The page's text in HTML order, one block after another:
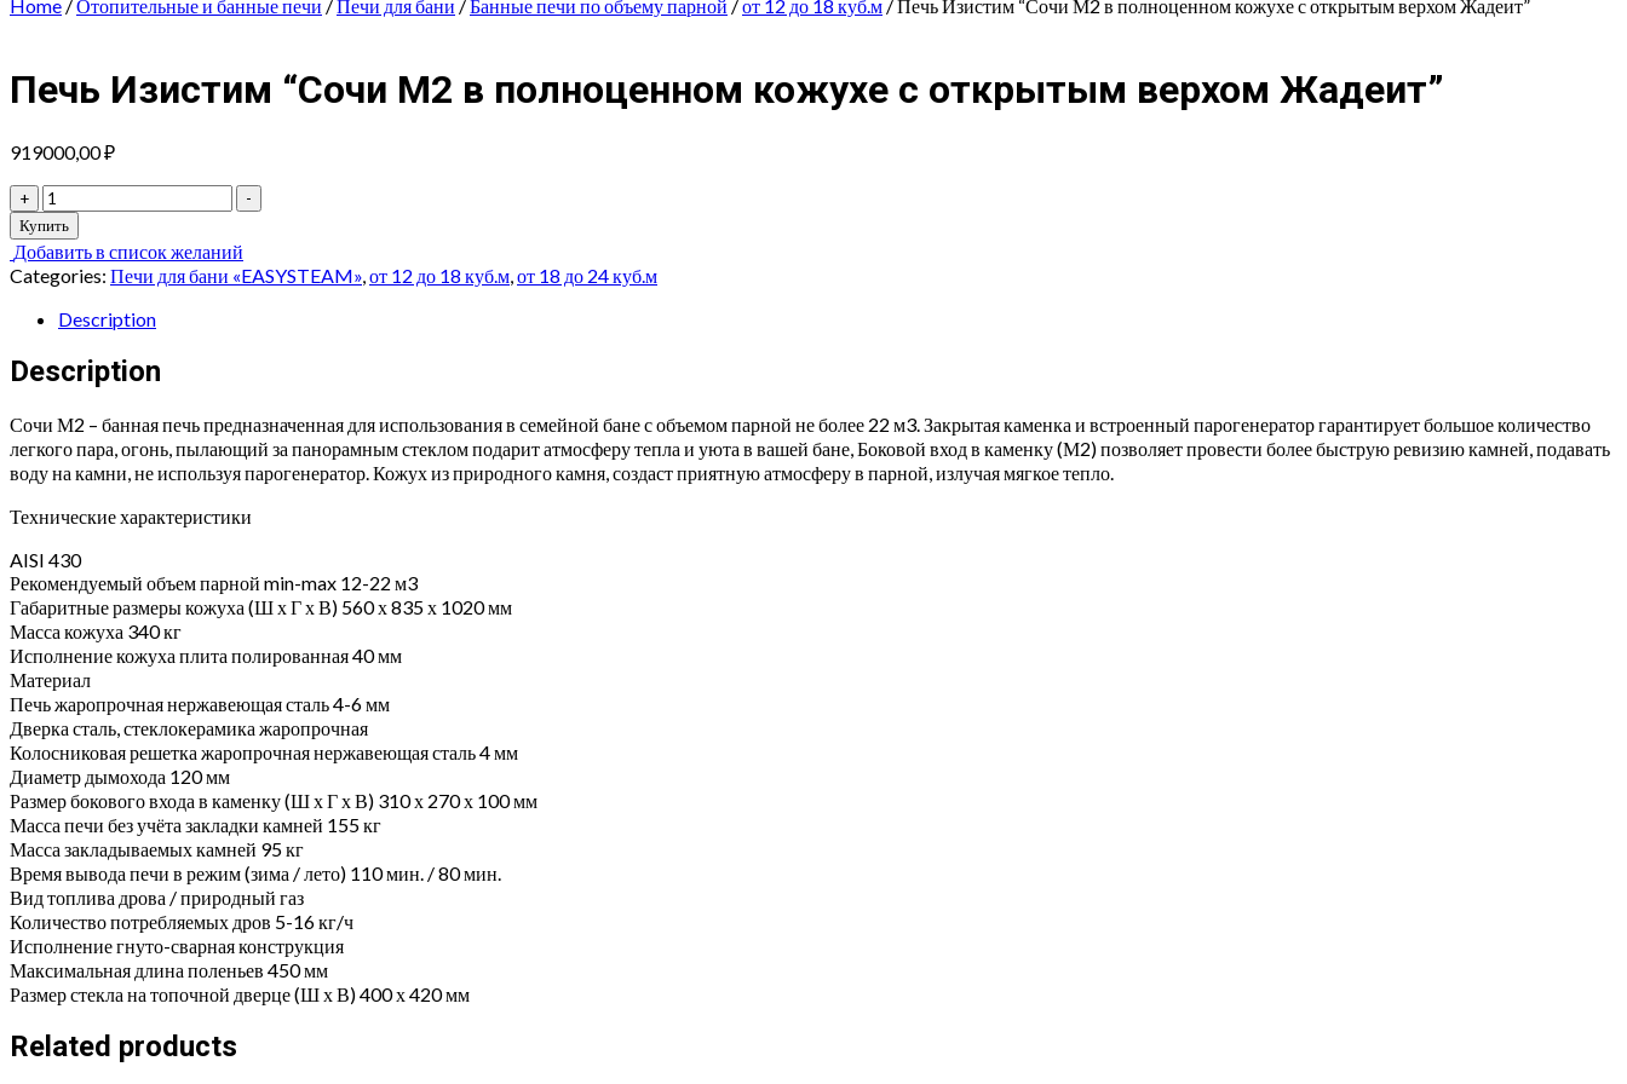
Home /Отопительные и банные печи /Печи для бани /Банные печи по объему парной /от 12 до 18 куб.м / Печь Изистим “Сочи М2 в полноценном кожухе с открытым верхом Жадеит”
Печь Изистим “Сочи М2 в полноценном кожухе с открытым верхом Жадеит”
919000,00₽
+
Печь
Изистим
"Сочи
М2
в
полноценном
с
открытым
Жадеит"
quantity
-
Купить
Добавить в список желаний
Categories: Печи для бани «EASYSTEAM» от 12 до 18 куб.м от 18 до 24 куб.м
Description
Description
Сочи М2 – банная печь предназначенная для использования в семейной бане с объемом парной не более 22 м3. Закрытая каменка и встроенный парогенератор гарантирует большое количество
легкого пара, огонь, пылающий за панорамным стеклом подарит атмосферу тепла и уюта в вашей бане, Боковой вход в каменку (М2) позволяет провести более быструю ревизию камней, подавать
воду на камни, не используя парогенератор. Кожух из природного камня, создаст приятную атмосферу в парной, излучая мягкое тепло.
Технические характеристики
AISI 430
Рекомендуемый объем парной min-max 12-22 м3
Габаритные размеры кожуха (Ш х Г х В) 560 х 835 х 1020 мм
Масса кожуха 340 кг
Исполнение кожуха плита полированная 40 мм
Материал
Печь жаропрочная нержавеющая сталь 4-6 мм
Дверка сталь, стеклокерамика жаропрочная
Колосниковая решетка жаропрочная нержавеющая сталь 4 мм
Диаметр дымохода 120 мм
Размер бокового входа в каменку (Ш х Г х В) 310 х 270 х 100 мм
Масса печи без учёта закладки камней 155 кг
Масса закладываемых камней 95 кг
Время вывода печи в режим (зима / лето) 110 мин. / 80 мин.
Вид топлива дрова / природный газ
Количество потребляемых дров 5-16 кг/ч
Исполнение гнуто-сварная конструкция
Максимальная длина поленьев 450 мм
Размер стекла на топочной дверце (Ш х В) 400 х 420 мм
Related products